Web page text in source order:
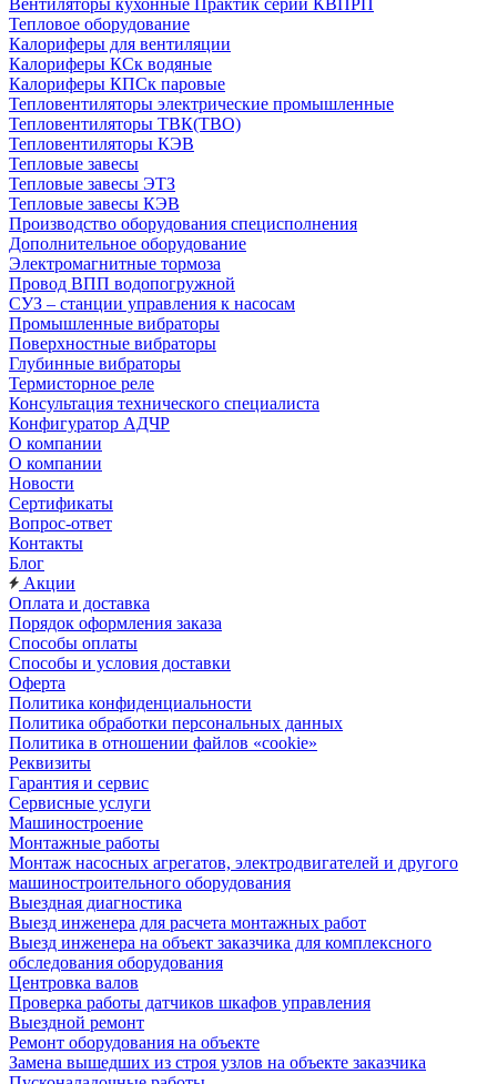
Вентиляторы кухонные Практик серии КВПРП
Тепловое оборудование
Калориферы для вентиляции
Калориферы КСк водяные
Калориферы КПСк паровые
Тепловентиляторы электрические промышленные
Тепловентиляторы ТВК(ТВО)
Тепловентиляторы КЭВ
Тепловые завесы
Тепловые завесы ЭТЗ
Тепловые завесы КЭВ
Производство оборудования специсполнения
Дополнительное оборудование
Электромагнитные тормоза
Провод ВПП водопогружной
СУЗ – станции управления к насосам
Промышленные вибраторы
Поверхностные вибраторы
Глубинные вибраторы
Термисторное реле
Консультация технического специалиста
Конфигуратор АДЧР
О компании
О компании
Новости
Сертификаты
Вопрос-ответ
Контакты
Блог
Акции
Оплата и доставка
Порядок оформления заказа
Способы оплаты
Способы и условия доставки
Оферта
Политика конфиденциальности
Политика обработки персональных данных
Политика в отношении файлов «cookie»
Реквизиты
Гарантия и сервис
Сервисные услуги
Машиностроение
Монтажные работы
Монтаж насосных агрегатов, электродвигателей и другого
машиностроительного оборудования
Выездная диагностика
Выезд инженера для расчета монтажных работ
Выезд инженера на объект заказчика для комплексного
обследования оборудования
Центровка валов
Проверка работы датчиков шкафов управления
Выездной ремонт
Ремонт оборудования на объекте
Замена вышедших из строя узлов на объекте заказчика